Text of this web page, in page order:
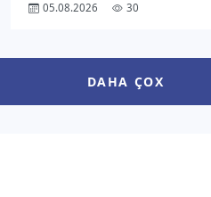
olunmuş məqalədə Azərbaycan
Administrasiyasının Xarici
05.08.2026 30
DAHA ÇOX